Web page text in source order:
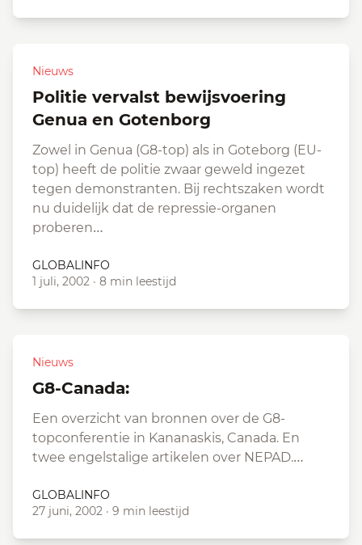
Nieuws
Politie vervalst bewijsvoering
Genua en Gotenborg
Zowel in Genua (G8-top) als in Goteborg (EU-
top) heeft de politie zwaar geweld ingezet
tegen demonstranten. Bij rechtszaken wordt
nu duidelijk dat de repressie-organen
proberen…
GLOBALINFO
1 juli, 2002 · 8 min leestijd
Nieuws
G8-Canada:
Een overzicht van bronnen over de G8-
topconferentie in Kananaskis, Canada. En
twee engelstalige artikelen over NEPAD.…
GLOBALINFO
27 juni, 2002 · 9 min leestijd